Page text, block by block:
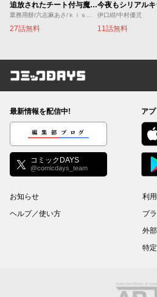
追放されたチート付与魔術師は気ままなセカンドライフを謳歌する。 ～俺は武器だけじゃなく、あらゆるものに『強化ポイント』を付与できるし、俺の意思でいつでも効果を解除できるけど、残った人たち大丈夫？～
業務用餅/六志麻あさ/ｋｉｓｕｉ
27話無料
伊口紺/中村優児
11話無料
コミックDAYS
最新情報を配信中!
編集部ブログ
コミックDAYS
@comicdays_team
ア
お知らせ
ヘルプ／使い方
利
プ
外
特